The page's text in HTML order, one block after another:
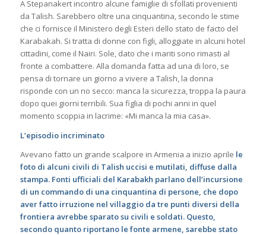
A Stepanakert incontro alcune famiglie di sfollati provenienti
da Talish. Sarebbero oltre una cinquantina, secondo le stime
che ci fornisce il Ministero degli Esteri dello stato de facto del
Karabakah. Si tratta di donne con figli, alloggiate in alcuni hotel
cittadini, come il Nairi. Sole, dato che i mariti sono rimasti al
fronte a combattere. Alla domanda fatta ad una di loro, se
pensa di tornare un giorno a vivere a Talish, la donna
risponde con un no secco: manca la sicurezza, troppa la paura
dopo quei giorni terribili. Sua figlia di pochi anni in quel
momento scoppia in lacrime: «Mi manca la mia casa».
L’episodio incriminato
Avevano fatto un grande scalpore in Armenia a inizio aprile le
foto di alcuni civili di Talish uccisi e mutilati, diffuse dalla
stampa. Fonti ufficiali del Karabakh parlano dell’incursione
di un commando di una cinquantina di persone, che dopo
aver fatto irruzione nel villaggio da tre punti diversi della
frontiera avrebbe sparato su civili e soldati. Questo,
secondo quanto riportano le fonte armene, sarebbe stato